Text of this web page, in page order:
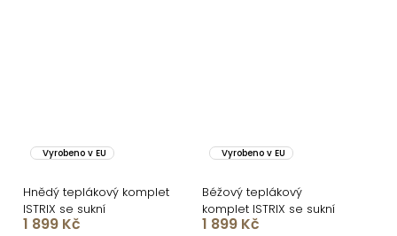
Vyrobeno v EU
Hnědý teplákový komplet
ISTRIX se sukní
1 899 Kč
Vyrobeno v EU
Béžový teplákový
komplet ISTRIX se sukní
1 899 Kč